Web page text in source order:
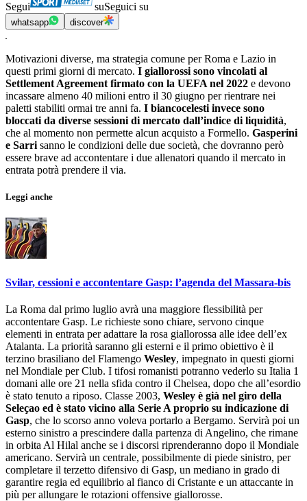
Segui suSeguici su
whatsapp discover
Motivazioni diverse, ma strategia comune per Roma e Lazio in
questi primi giorni di mercato. I giallorossi sono vincolati al
Settlement Agreement firmato con la UEFA nel 2022 e devono
incassare almeno 40 milioni entro il 30 giugno per rientrare nei
paletti stabiliti ormai tre anni fa. I biancocelesti invece sono
bloccati da diverse sessioni di mercato dall’indice di liquidità,
che al momento non permette alcun acquisto a Formello. Gasperini
e Sarri sanno le condizioni delle due società, che dovranno però
essere brave ad accontentare i due allenatori quando il mercato in
entrata potrà prendere il via.
Leggi anche
Svilar, cessioni e accontentare Gasp: l’agenda del Massara-bis
La Roma dal primo luglio avrà una maggiore flessibilità per
accontentare Gasp. Le richieste sono chiare, servono cinque
elementi in entrata per adattare la rosa giallorossa alle idee dell’ex
Atalanta. La priorità saranno gli esterni e il primo obiettivo è il
terzino brasiliano del Flamengo Wesley, impegnato in questi giorni
nel Mondiale per Club. I tifosi romanisti potranno vederlo su Italia 1
domani alle ore 21 nella sfida contro il Chelsea, dopo che all’esordio
è stato tenuto a riposo. Classe 2003, Wesley è già nel giro della
Seleçao ed è stato vicino alla Serie A proprio su indicazione di
Gasp, che lo scorso anno voleva portarlo a Bergamo. Servirà poi un
esterno sinistro a prescindere dalla partenza di Angelino, che rimane
in orbita Al Hilal anche se i discorsi riprenderanno dopo il Mondiale
americano. Servirà un centrale, possibilmente di piede sinistro, per
completare il terzetto difensivo di Gasp, un mediano in grado di
garantire regia ed equilibrio al fianco di Cristante e un attaccante in
più per allungare le rotazioni offensive giallorosse.